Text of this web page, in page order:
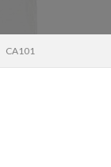
CA101